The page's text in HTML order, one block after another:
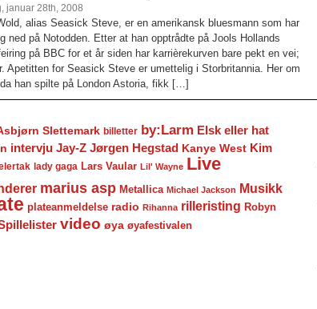
januar 28th, 2008
alias Seasick Steve, er en amerikansk bluesmann som har
ned på Notodden. Etter at han opptrådte på Jools Hollands
på BBC for et år siden har karrièrekurven bare pekt en vei;
Apetitten for Seasick Steve er umettelig i Storbritannia. Her om
han spilte på London Astoria, fikk […]
Slettemark billetter by:Larm Elsk eller hat
intervju Jay-Z Jørgen Hegstad Kanye West Kim
lady gaga Lars Vaular Lil' Wayne Live
marius asp Metallica Michael Jackson
Musikk
plateanmeldelse radio Rihanna rilleristing Robyn
video øya øyafestivalen